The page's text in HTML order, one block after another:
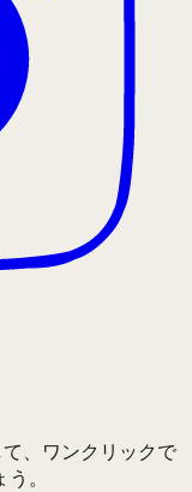
、ワンクリックで
。